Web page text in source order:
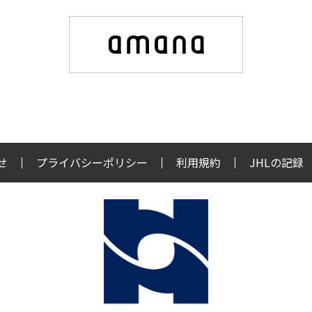
プライバシーポリシー 利用規約 JHLの記録